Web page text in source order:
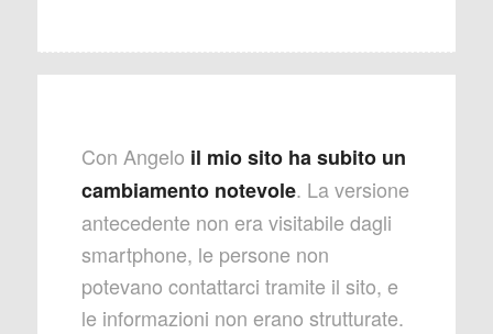
Con Angelo il mio sito ha subito un
cambiamento notevole. La versione
antecedente non era visitabile dagli
smartphone, le persone non
potevano contattarci tramite il sito, e
le informazioni non erano strutturate.